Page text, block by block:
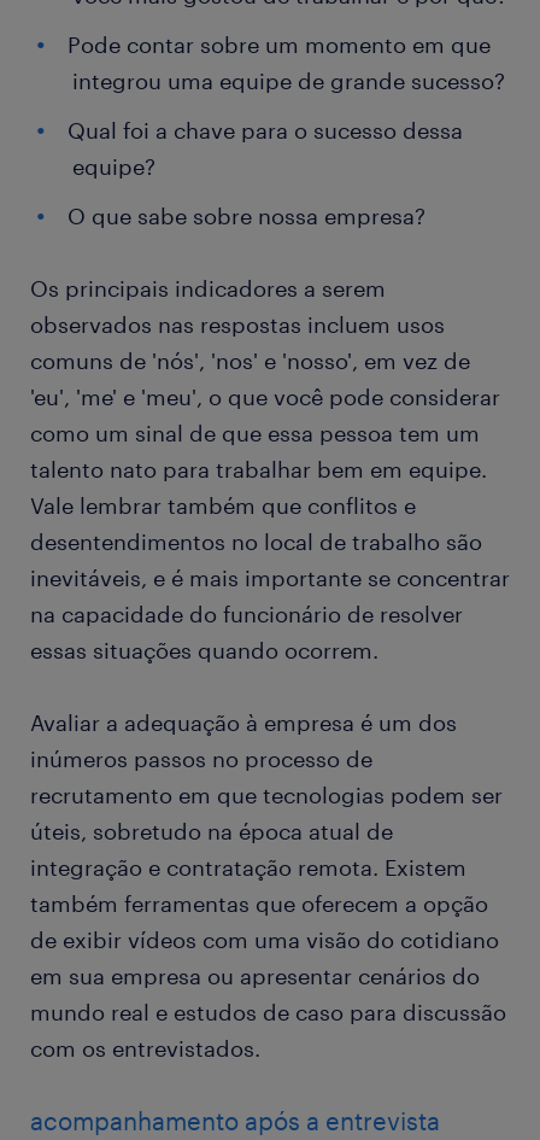
Pode contar sobre um momento em que
integrou uma equipe de grande sucesso?
Qual foi a chave para o sucesso dessa
equipe?
O que sabe sobre nossa empresa?
Os principais indicadores a serem
observados nas respostas incluem usos
comuns de 'nós', 'nos' e 'nosso', em vez de
'eu', 'me' e 'meu', o que você pode considerar
como um sinal de que essa pessoa tem um
talento nato para trabalhar bem em equipe.
Vale lembrar também que conflitos e
desentendimentos no local de trabalho são
inevitáveis, e é mais importante se concentrar
na capacidade do funcionário de resolver
essas situações quando ocorrem.
Avaliar a adequação à empresa é um dos
inúmeros passos no processo de
recrutamento em que tecnologias podem ser
úteis, sobretudo na época atual de
integração e contratação remota. Existem
também ferramentas que oferecem a opção
de exibir vídeos com uma visão do cotidiano
em sua empresa ou apresentar cenários do
mundo real e estudos de caso para discussão
com os entrevistados.
acompanhamento após a entrevista